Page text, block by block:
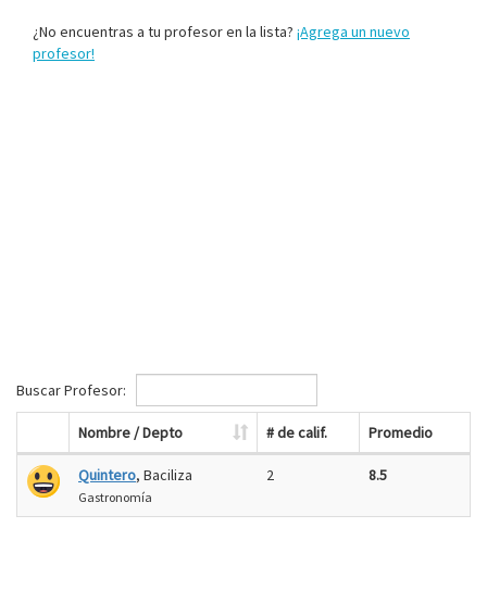
¿No encuentras a tu profesor en la lista? ¡Agrega un nuevo
profesor!
Buscar Profesor:
Nombre / Depto # de calif. Promedio
Quintero, Baciliza
Gastronomía
2 8.5